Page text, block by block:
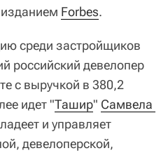
Forbes.
среди застройщиков
российский девелопер
с выручкой в 380,2
идет "Ташир" Самвела
и управляет
девелоперской,